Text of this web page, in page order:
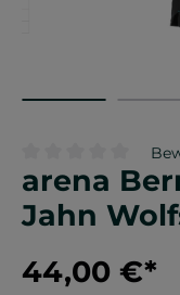
Durchschnittliche
arena
Jahn
44,00 €*